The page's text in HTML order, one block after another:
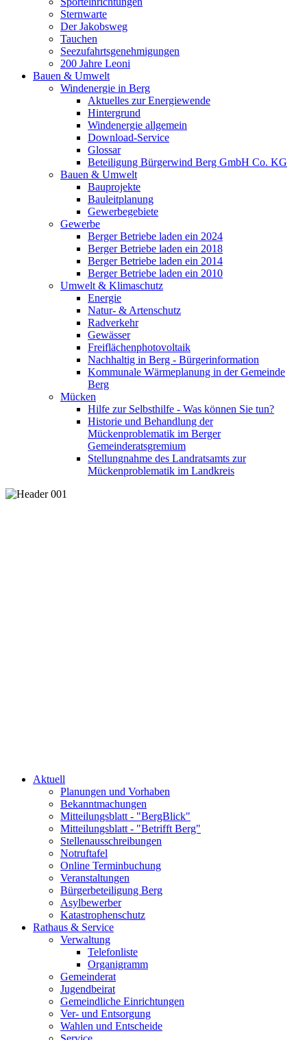
Sternwarte
Der Jakobsweg
Tauchen
Seezufahrtsgenehmigungen
200 Jahre Leoni
Bauen & Umwelt
Windenergie in Berg
Aktuelles zur Energiewende
Hintergrund
Windenergie allgemein
Download-Service
Glossar
Beteiligung Bürgerwind Berg GmbH Co. KG
Bauen & Umwelt
Bauprojekte
Bauleitplanung
Gewerbegebiete
Gewerbe
Berger Betriebe laden ein 2024
Berger Betriebe laden ein 2018
Berger Betriebe laden ein 2014
Berger Betriebe laden ein 2010
Umwelt & Klimaschutz
Energie
Natur- & Artenschutz
Radverkehr
Gewässer
Freiflächenphotovoltaik
Nachhaltig in Berg - Bürgerinformation
Kommunale Wärmeplanung in der Gemeinde
Berg
Mücken
Hilfe zur Selbsthilfe - Was können Sie tun?
Historie und Behandlung der
Mückenproblematik im Berger
Gemeinderatsgremium
Stellungnahme des Landratsamts zur
Mückenproblematik im Landkreis
Aktuell
Planungen und Vorhaben
Bekanntmachungen
Mitteilungsblatt - "BergBlick"
Mitteilungsblatt - "Betrifft Berg"
Stellenausschreibungen
Notruftafel
Online Terminbuchung
Veranstaltungen
Bürgerbeteiligung Berg
Asylbewerber
Katastrophenschutz
Rathaus & Service
Verwaltung
Telefonliste
Organigramm
Gemeinderat
Jugendbeirat
Gemeindliche Einrichtungen
Ver- und Entsorgung
Wahlen und Entscheide